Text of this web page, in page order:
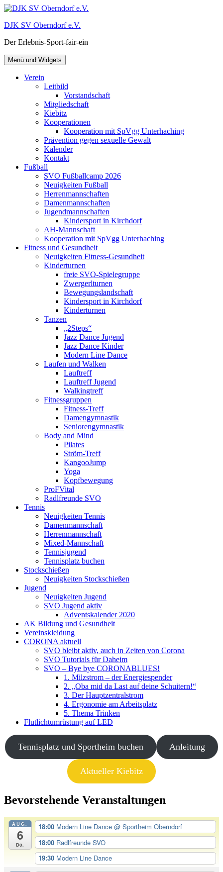
Zum
springen
DJK SV Oberndorf e.V.
Der Erlebnis-Sport-fair-ein
Menü und Widgets
Verein
Leitbild
Vorstandschaft
Mitgliedschaft
Kiebitz
Kooperationen
Kooperation mit SpVgg Unterhaching
Prävention gegen sexuelle Gewalt
Kalender
Kontakt
Fußball
SVO Fußballcamp 2026
Neuigkeiten Fußball
Herrenmannschaften
Damenmannschaften
Jugendmannschaften
Kindersport in Kirchdorf
AH-Mannschaft
Kooperation mit SpVgg Unterhaching
Fitness und Gesundheit
Neuigkeiten Fitness-Gesundheit
Kinderturnen
freie SVO-Spielegruppe
Zwergerlturnen
Bewegungslandschaft
Kindersport in Kirchdorf
Kinderturnen
Tanzen
„2Steps“
Jazz Dance Jugend
Jazz Dance Kinder
Modern Line Dance
Laufen und Walken
Lauftreff
Lauftreff Jugend
Walkingtreff
Fitnessgruppen
Fitness-Treff
Damengymnastik
Seniorengymnastik
Body and Mind
Pilates
Ström-Treff
KangooJump
Yoga
Kopfbewegung
ProFVital
Radlfreunde SVO
Tennis
Neuigkeiten Tennis
Damenmannschaft
Herrenmannschaft
Mixed-Mannschaft
Tennisjugend
Tennisplatz buchen
Stockschießen
Neuigkeiten Stockschießen
Jugend
Neuigkeiten Jugend
SVO Jugend aktiv
Adventskalender 2020
AK Bildung und Gesundheit
Vereinskleidung
CORONA aktuell
SVO bleibt aktiv, auch in Zeiten von Corona
SVO Tutorials für Daheim
SVO – Bye bye CORONABLUES!
1. Milzstrom – der Energiespender
2. „Oba mid da Last auf deine Schuitern!“
3. Der Hauptzentralstrom
4. Ergonomie am Arbeitsplatz
5. Thema Trinken
Flutlichtumrüstung auf LED
Tennisplatz und Sportheim buchen Anleitung
Aktueller Kiebitz
Bevorstehende Veranstaltungen
AUG.
6
Do.
18:00 Modern Line Dance @ Sportheim Oberndorf
18:00 Radlfreunde SVO
19:30 Modern Line Dance